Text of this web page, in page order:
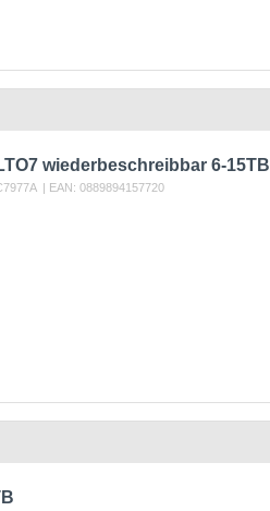
wiederbeschreibbar 6-15TB
| EAN: 0889894157720